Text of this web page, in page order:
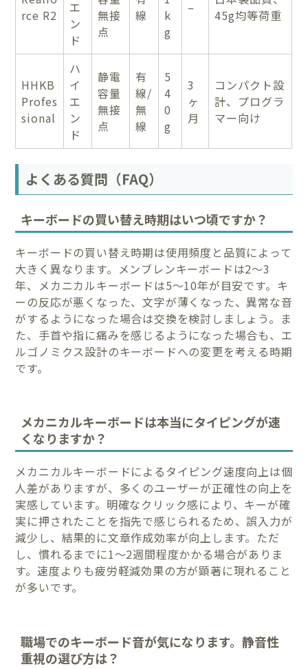
rce R2
エ
ン
ド
無接
点
線
k
g
–
45g均等荷重
HHKB
Profes
sional
ハ
イ
エ
ン
ド
静電
容量
無接
点
有
線/
無
線
5
4
0
g
3
ヶ
月
コンパクト設
計、プログラ
マー向け
よくある質問（FAQ）
キーボードの買い替え時期はいつ頃ですか？
キーボードの買い替え時期は使用頻度と品質によって
大きく異なります。メンブレンキーボードは2〜3
年、メカニカルキーボードは5〜10年が目安です。キ
ーの反応が悪くなった、文字が薄くなった、異常な音
がするようになった場合は交換を検討しましょう。ま
た、手首や指に痛みを感じるようになった場合も、エ
ルゴノミクス設計のキーボードへの変更を考える時期
です。
メカニカルキーボードは本当にタイピングが速
くなりますか？
メカニカルキーボードによるタイピング速度向上は個
人差がありますが、多くのユーザーが正確性の向上を
実感しています。明確なクリック感により、キーが確
実に押されたことを指先で感じられるため、誤入力が
減少し、結果的に文章作成効率が向上します。ただ
し、慣れるまでに1〜2週間程度かかる場合がありま
す。速度よりも疲労軽減効果の方が顕著に現れること
が多いです。
職場でのキーボード音が気になります。静音性
重視の選び方は？